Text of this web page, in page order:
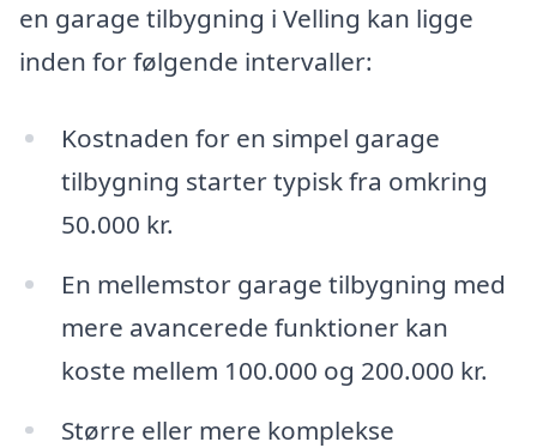
en garage tilbygning i Velling kan ligge
inden for følgende intervaller:
Kostnaden for en simpel garage
tilbygning starter typisk fra omkring
50.000 kr.
En mellemstor garage tilbygning med
mere avancerede funktioner kan
koste mellem 100.000 og 200.000 kr.
Større eller mere komplekse